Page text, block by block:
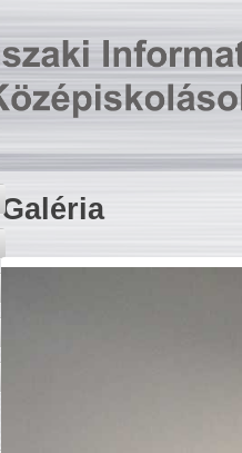
Galéria